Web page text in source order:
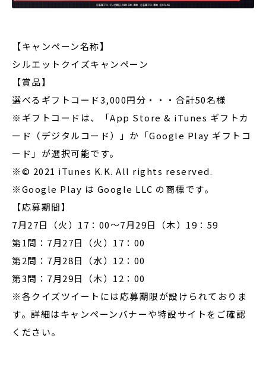
【キャンペーン名称】
シルエットクイズキャンペーン
【賞品】
選べるギフトコード3,000円分・・・合計50名様
※ギフトコードは、「App Store & iTunes ギフトカ
ード（デジタルコード）」か「Google Play ギフトコ
ード」が選択可能です。
※© 2021 iTunes K.K. All rights reserved.
※Google Play は Google LLC の商標です。
【応募期間】
7月27日（火）17：00～7月29日（木）19：59
第1問：7月27日（火）17：00
第2問：7月28日（水）12：00
第3問：7月29日（木）12：00
※各クイズツイートには応募期限が設けられておりま
す。詳細はキャンペーンバナーや特設サイトをご確認
ください。